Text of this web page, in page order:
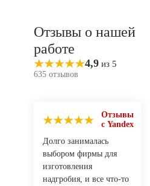
Отзывы о нашей
работе
4,9 из 5
635 отзывов
Отзывы
с Yandex
Долго занималась
выбором фирмы для
изготовления
надгробия, и все что-то